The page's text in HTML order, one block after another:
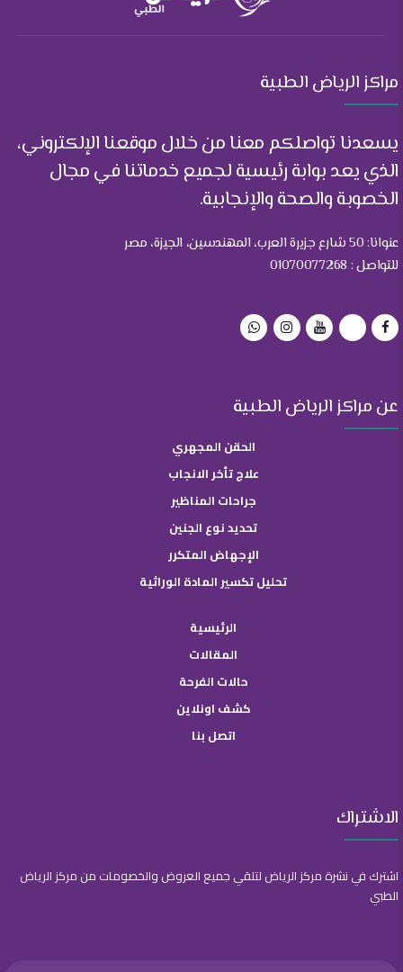
مراكز الرياض الطبية
يسعدنا تواصلكم معنا من خلال موقعنا الإلكتروني،
الذي يعد بوابة رئيسية لجميع خدماتنا في مجال
الخصوبة والصحة والإنجابية.
عنوانا: 50 شارع جزيرة العرب، المهندسين، الجيزة، مصر
للتواصل : 01070077268
عن مراكز الرياض الطبية
الحقن المجهري
علاج تأخر الانجاب
جراحات المناظير
تحديد نوع الجنين
الإجهاض المتكرر
تحليل تكسير المادة الوراثية
الرئيسية
المقالات
حالات الفرحة
كشف اونلاين
اتصل بنا
الاشتراك
اشترك في نشرة مركز الرياض لتلقي جميع العروض والخصومات من مركز الرياض
الطبي